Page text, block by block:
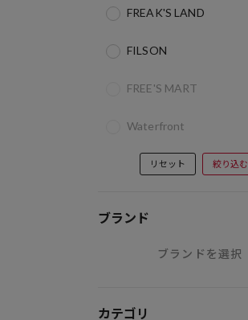
FREAK'S LAND
FILSON
FREE'S MART
Waterfront
リセット 絞り込む
ブランド
ブランドを選択
カテゴリ